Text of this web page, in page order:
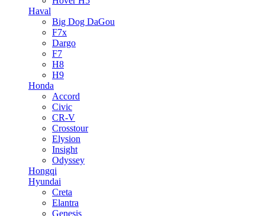
Haval
Big Dog DaGou
F7x
Dargo
F7
H8
H9
Honda
Accord
Civic
CR-V
Crosstour
Elysion
Insight
Odyssey
Hongqi
Hyundai
Creta
Elantra
Genesis